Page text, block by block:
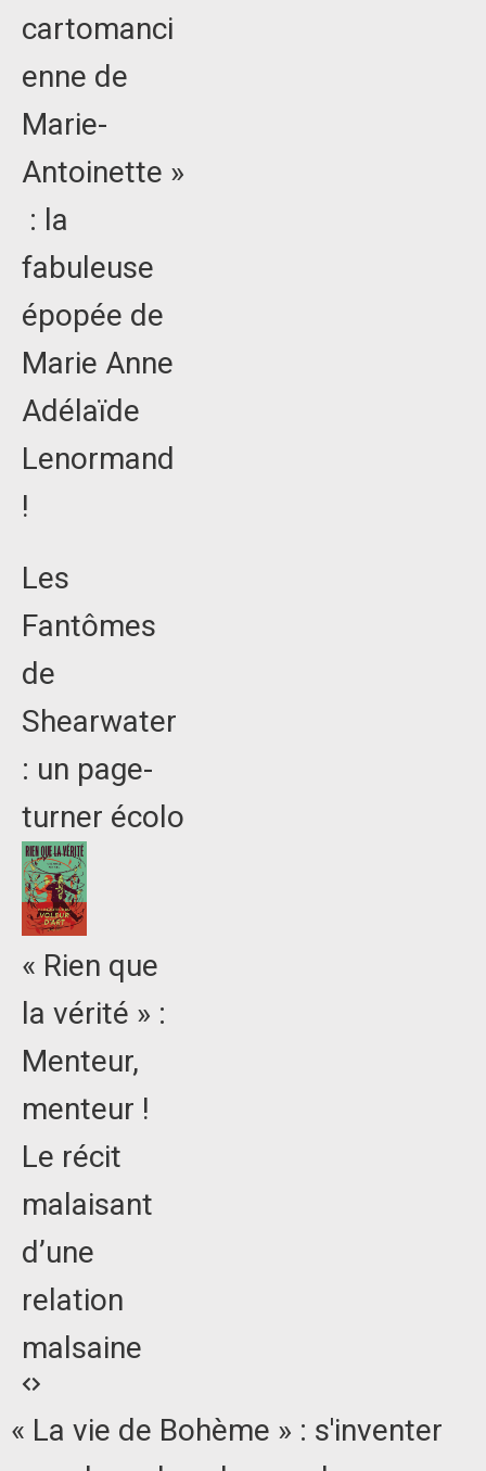
cartomanci
enne de
Marie-
Antoinette »
: la
fabuleuse
épopée de
Marie Anne
Adélaïde
Lenormand
!
Les
Fantômes
de
Shearwater
: un page-
turner écolo
« Rien que
la vérité » :
Menteur,
menteur !
Le récit
malaisant
d’une
relation
malsaine
« La vie de Bohème » : s'inventer